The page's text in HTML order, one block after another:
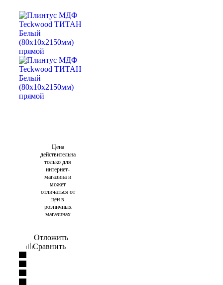
Цена
действительна
только для
интернет-
магазина и
может
отличаться от
цен в
розничных
магазинах
Отложить
Сравнить